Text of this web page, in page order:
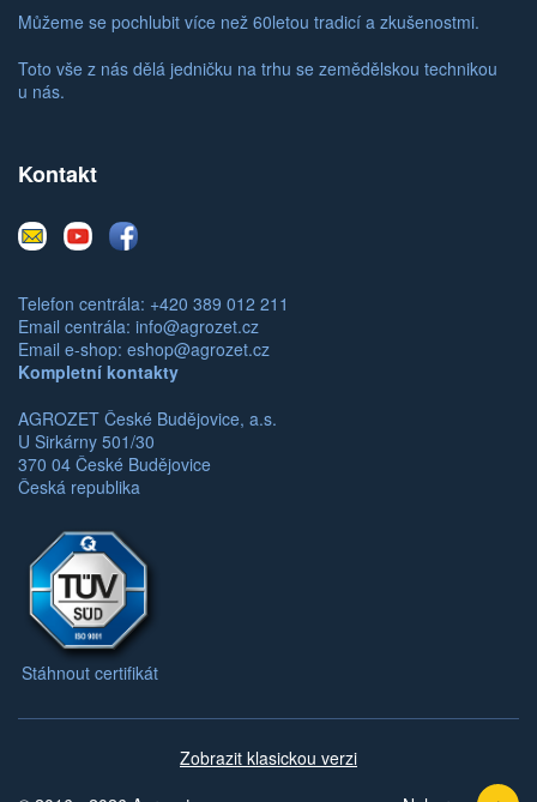
Můžeme se pochlubit více než 60letou tradicí a zkušenostmi.
Toto vše z nás dělá jedničku na trhu se zemědělskou technikou
u nás.
Kontakt
E-
mail
YoutubeFacebook
Telefon centrála: +420 389 012 211
Email centrála: info@agrozet.cz
Email e-shop: eshop@agrozet.cz
Kompletní kontakty
AGROZET České Budějovice, a.s.
U Sirkárny 501/30
370 04 České Budějovice
Česká republika
Stáhnout certifikát
Zobrazit klasickou verzi